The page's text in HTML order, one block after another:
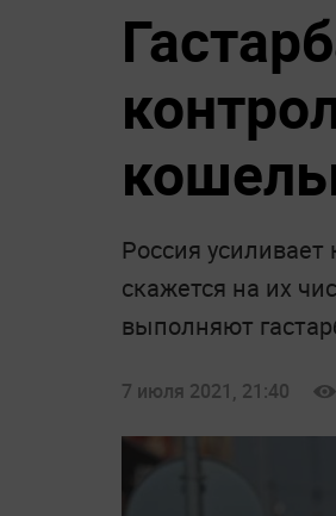
Россия
скажется на их
выполняют
7 июля 2021, 21:40